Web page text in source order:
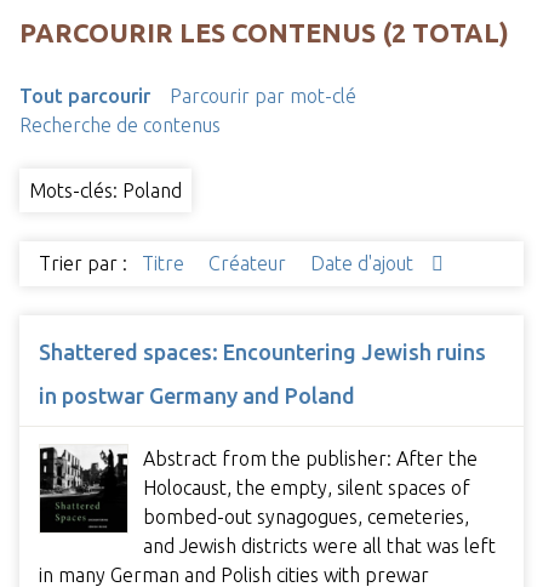
PARCOURIR LES CONTENUS (2 TOTAL)
Tout parcourir
Parcourir par mot-clé
Recherche de contenus
Mots-clés: Poland
Trier par : Titre Créateur Date d'ajout
Shattered spaces: Encountering Jewish ruins
in postwar Germany and Poland
Abstract from the publisher: After the
Holocaust, the empty, silent spaces of
bombed-out synagogues, cemeteries,
and Jewish districts were all that was left
in many German and Polish cities with prewar